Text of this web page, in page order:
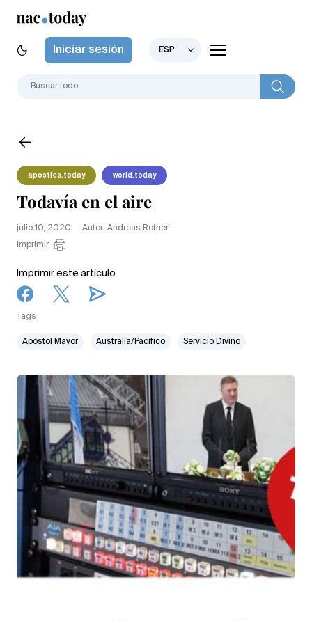
Iniciar sesión ESP
apostles.today world.today
Todavía en el aire
julio 10, 2020
Autor: Andreas Rother
Imprimir
Imprimir este artículo
Tags
Apóstol Mayor Australia/Pacífico Servicio Divino